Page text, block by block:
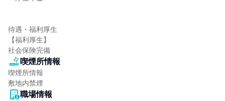
待遇・福利厚生
【福利厚生】
社会保険完備
喫煙所情報
喫煙所情報
敷地内禁煙
職場情報